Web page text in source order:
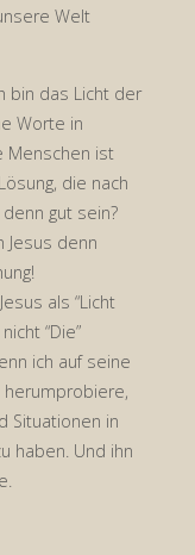
Welt
bin das Licht der
Worte in
Menschen ist
die nach
gut sein?
Jesus denn
als “Licht
“Die”
ich auf seine
Situationen in
haben. Und ihn